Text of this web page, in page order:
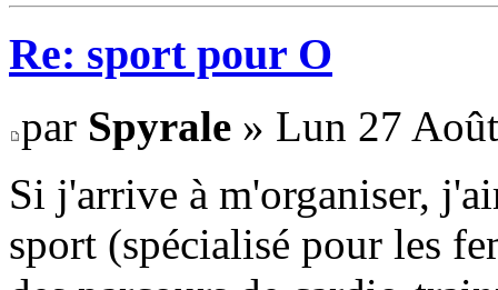
Re: sport pour O
par Spyrale » Lun 27
Si j'arrive à m'organiser,
sport (spécialisé pour les